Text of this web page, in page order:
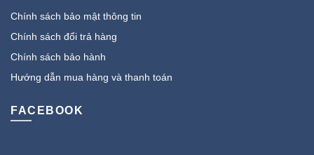
Chính sách bảo mật thông tin
Chính sách đổi trả hàng
Chính sách bảo hành
Hướng dẫn mua hàng và thanh toán
FACEBOOK